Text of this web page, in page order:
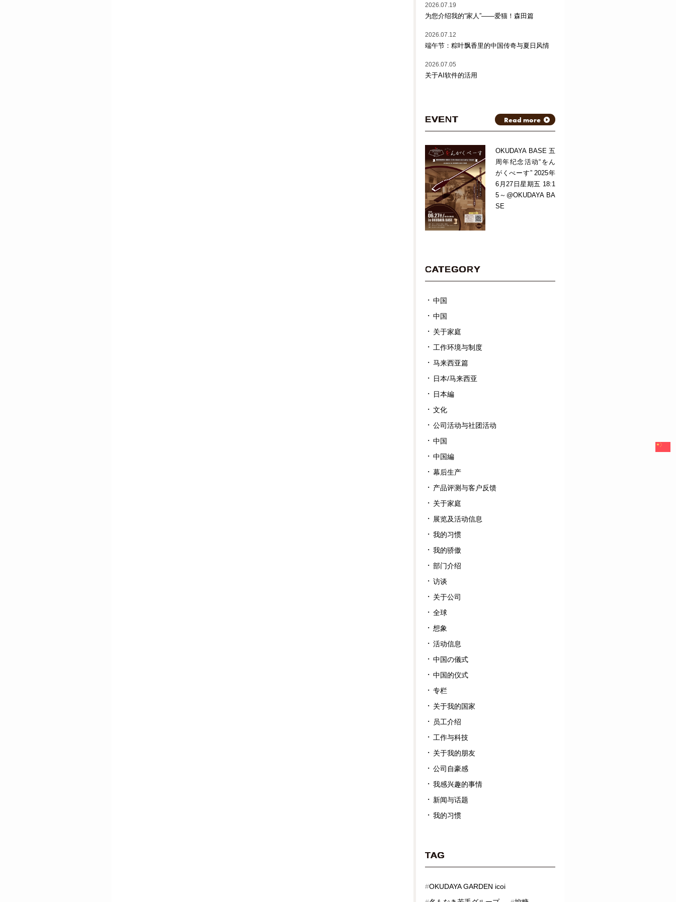
2026.07.19
为您介绍我的“家人”——爱猫！森田篇
2026.07.12
端午节：粽叶飘香里的中国传奇与夏日风情
2026.07.05
关于AI软件的活用
EVENT Read more
OKUDAYA BASE 五
周年纪念活动“をん
がくべーす” 2025年
6月27日星期五 18:1
5～@OKUDAYA BA
SE
CATEGORY
中国
中国
关于家庭
工作环境与制度
马来西亚篇
日本/马来西亚
日本編
文化
公司活动与社团活动
中国
中国編
幕后生产
产品评测与客户反馈
关于家庭
展览及活动信息
我的习惯
我的骄傲
部门介绍
访谈
关于公司
全球
想象
活动信息
中国の儀式
中国的仪式
专栏
关于我的国家
员工介绍
工作与科技
关于我的朋友
公司自豪感
我感兴趣的事情
新闻与话题
我的习惯
TAG
#OKUDAYA GARDEN icoi